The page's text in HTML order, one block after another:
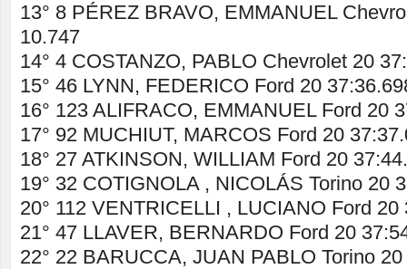
13° 8 PÉREZ BRAVO, EMMANUEL
10.747
14° 4 COSTANZO, PABLO Chevrolet 20
15° 46 LYNN, FEDERICO Ford 20
16° 123 ALIFRACO, EMMANUEL Ford 20
17° 92 MUCHIUT, MARCOS Ford 20
18° 27 ATKINSON, WILLIAM Ford 20
19° 32 COTIGNOLA , NICOLÁS Torino 20
20° 112 VENTRICELLI , LUCIANO Ford 20
21° 47 LLAVER, BERNARDO Ford 20
22° 22 BARUCCA, JUAN PABLO Torino